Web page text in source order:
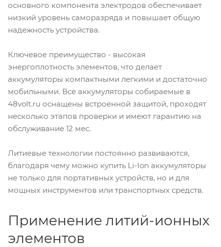
основного компонента электродов обеспечивает
низкий уровень саморазряда и повышает общую
надежность устройства.
Ключевое преимущество - высокая
энергоплотность элементов, что делает
аккумуляторы компактными легкими и достаточно
мобильными. Все аккумуляторы собираемые в
48volt.ru оснащены встроенной защитой, проходят
несколько этапов проверки и имеют гарантию на
обслуживание 12 мес.
Литиевые технологии постоянно развиваются,
благодаря чему можно купить Li-Ion аккумуляторы
не только для портативных устройств, но и для
мощных инструментов или транспортных средств.
Применение литий-ионных
элементов